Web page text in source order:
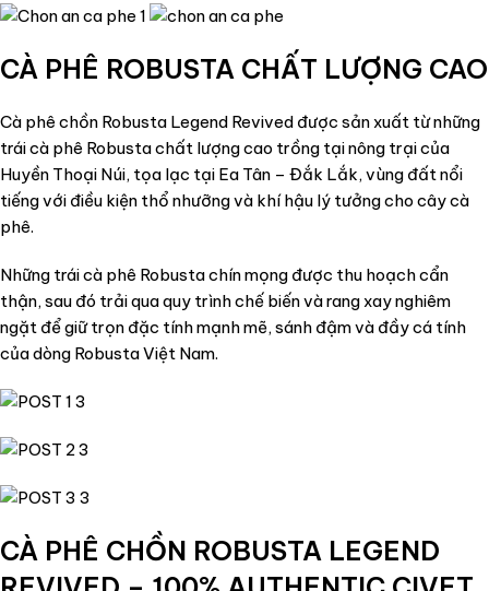
CÀ PHÊ ROBUSTA CHẤT LƯỢNG CAO
Cà phê chồn Robusta Legend Revived được sản xuất từ những
trái cà phê Robusta chất lượng cao trồng tại nông trại của
Huyền Thoại Núi, tọa lạc tại Ea Tân – Đắk Lắk, vùng đất nổi
tiếng với điều kiện thổ nhưỡng và khí hậu lý tưởng cho cây cà
phê.
Những trái cà phê Robusta chín mọng được thu hoạch cẩn
thận, sau đó trải qua quy trình chế biến và rang xay nghiêm
ngặt để giữ trọn đặc tính mạnh mẽ, sánh đậm và đầy cá tính
của dòng Robusta Việt Nam.
CÀ PHÊ CHỒN ROBUSTA LEGEND